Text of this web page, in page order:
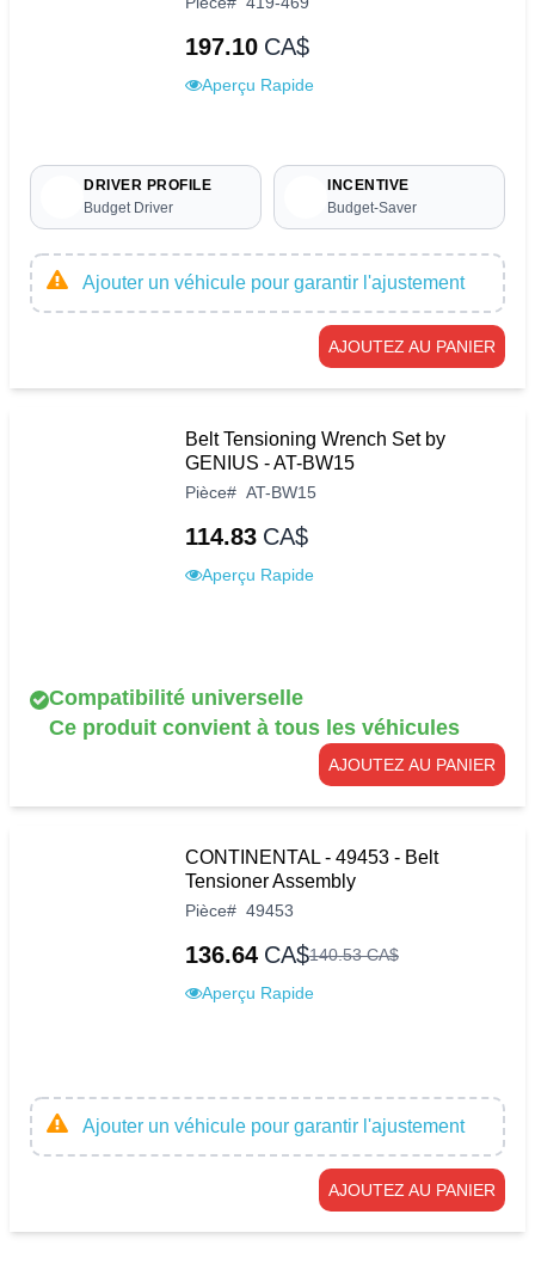
197.10 CA$
Aperçu Rapide
DRIVER PROFILE
Budget Driver
INCENTIVE
Budget-Saver
Ajouter un véhicule pour garantir l'ajustement
AJOUTEZ AU PANIER
Belt Tensioning Wrench Set by
GENIUS - AT-BW15
Pièce# AT-BW15
114.83 CA$
Aperçu Rapide
Compatibilité universelle
Ce produit convient à tous les véhicules
AJOUTEZ AU PANIER
CONTINENTAL - 49453 - Belt
Tensioner Assembly
Pièce# 49453
136.64 CA$140.53CA$
Aperçu Rapide
Ajouter un véhicule pour garantir l'ajustement
AJOUTEZ AU PANIER